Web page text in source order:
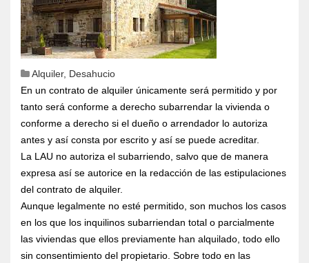
Alquiler, Desahucio
En un contrato de alquiler únicamente será permitido y por
tanto será conforme a derecho subarrendar la vivienda o
conforme a derecho si el dueño o arrendador lo autoriza
antes y así consta por escrito y así se puede acreditar.
La LAU no autoriza el subarriendo, salvo que de manera
expresa así se autorice en la redacción de las estipulaciones
del contrato de alquiler.
Aunque legalmente no esté permitido, son muchos los casos
en los que los inquilinos subarriendan total o parcialmente
las viviendas que ellos previamente han alquilado, todo ello
sin consentimiento del propietario. Sobre todo en las